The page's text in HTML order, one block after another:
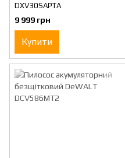
DXV30SAPTA
9 999 грн
Купити